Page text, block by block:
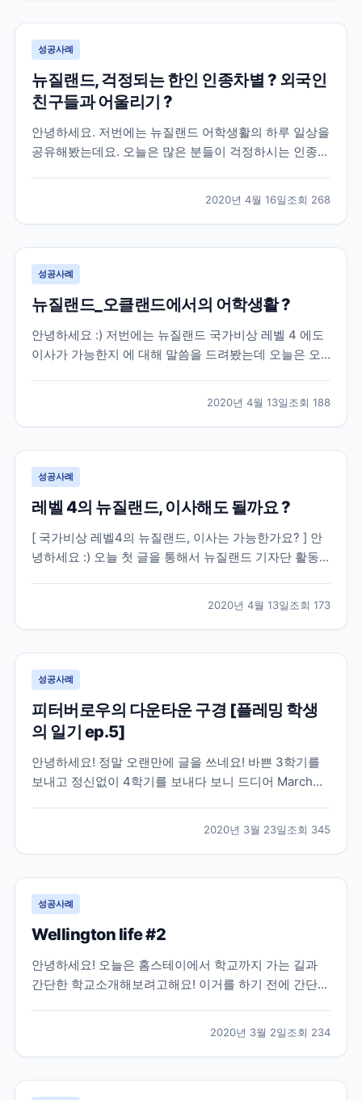
성공사례
뉴질랜드, 걱정되는 한인 인종차별 ? 외국인
친구들과 어울리기 ?
안녕하세요. 저번에는 뉴질랜드 어학생활의 하루 일상을
공유해봤는데요. 오늘은 많은 분들이 걱정하시는 인종차
실제 분위기는 어떤지 전해드리고자 해요 : ) * 집중 * [
말 많은 인종차별, 오클랜드 내에서의 체감은 어...
2020년 4월 16일조회 268
성공사례
뉴질랜드_오클랜드에서의 어학생활 ?
안녕하세요 :) 저번에는 뉴질랜드 국가비상 레벨 4 에도
이사가 가능한지 에 대해 말씀을 드려봤는데 오늘은 오
할까요 ? ] 우선 이 글을 보시는 분들 중에 많은 분들이
어학연수를 생각하고 계신 분들이 계시겠다는 생...
2020년 4월 13일조회 188
성공사례
레벨 4의 뉴질랜드, 이사해도 될까요 ?
[ 국가비상 레벨4의 뉴질랜드, 이사는 가능한가요? ] 안
녕하세요 :) 오늘 첫 글을 통해서 뉴질랜드 기자단 활동
도 늘 궁금해 물어보고 싶을만한 정보가 무엇일까 생각
해보았습니다 ㅎㅎ 아무래도 요즘 상황에는 코로나 바
이...
2020년 4월 13일조회 173
성공사례
피터버로우의 다운타운 구경 [플레밍 학생
의 일기 ep.5]
안녕하세요! 정말 오랜만에 글을 쓰네요! 바쁜 3학기를
보내고 정신없이 4학기를 보내다 보니 드디어 March
스 터미널, 즉 모든 버스들의 종착점이 있어요! 피터벌로
우를 돌아 다니고 싶으시면 다운타운 버스...
2020년 3월 23일조회 345
성공사례
Wellington life #2
안녕하세요! 오늘은 홈스테이에서 학교까지 가는 길과
간단한 학교소개해보려고해요! 이거를 하기 전에 간단한
람들도 너무너무 친절하고 가족적인 분위기라서 너무 만
족하고 있어요 몇몇 집에 얘기를 들어보면 밥을 따로 먹
는...
2020년 3월 2일조회 234